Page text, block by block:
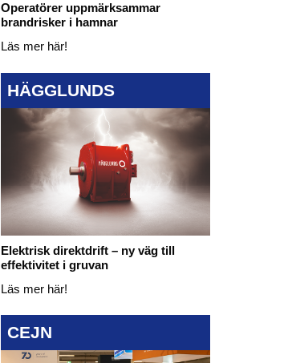
Operatörer uppmärksammar
brandrisker i hamnar
Läs mer här!
HÄGGLUNDS
Elektrisk direktdrift – ny väg till
effektivitet i gruvan
Läs mer här!
CEJN